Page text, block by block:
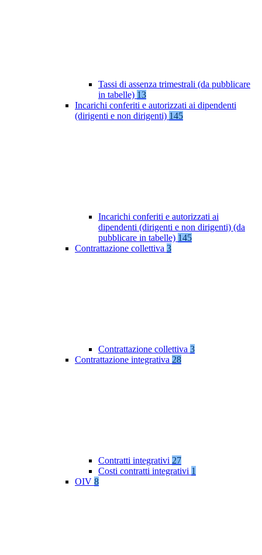
Tassi di assenza trimestrali (da pubblicare
in tabelle) 13
Incarichi conferiti e autorizzati ai dipendenti
(dirigenti e non dirigenti) 145
Incarichi conferiti e autorizzati ai
dipendenti (dirigenti e non dirigenti) (da
pubblicare in tabelle) 145
Contrattazione collettiva 3
Contrattazione collettiva 3
Contrattazione integrativa 28
Contratti integrativi 27
Costi contratti integrativi 1
OIV 8